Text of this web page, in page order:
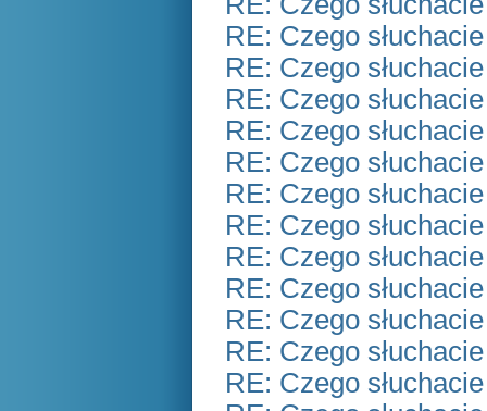
RE: Czego
RE: Czego
RE: Czego
RE: Czego
RE: Czego
RE: Czego
RE: Czego
RE: Czego
RE: Czego
RE: Czego
RE: Czego
RE: Czego